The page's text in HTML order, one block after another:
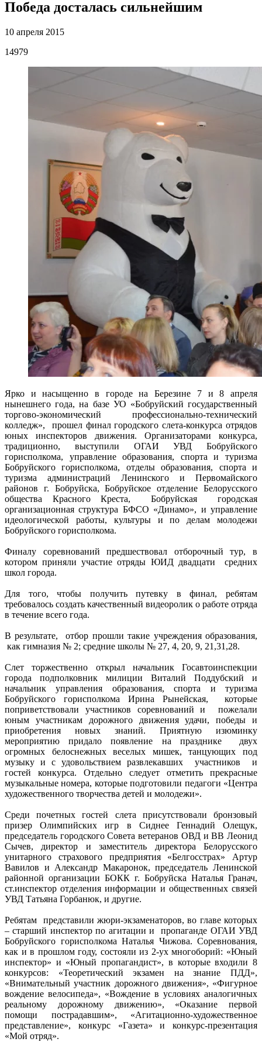
Победа досталась сильнейшим
10 апреля 2015
14979
Ярко и насыщенно в городе на Березине 7 и 8 апреля
нынешнего года, на базе УО «Бобруйский государственный
торгово-экономический профессионально-технический
колледж», прошел финал городского слета-конкурса отрядов
юных инспекторов движения. Организаторами конкурса,
традиционно, выступили ОГАИ УВД Бобруйского
горисполкома, управление образования, спорта и туризма
Бобруйского горисполкома, отделы образования, спорта и
туризма администраций Ленинского и Первомайского
районов г. Бобруйска, Бобруйское отделение Белорусского
общества Красного Креста, Бобруйская городская
организационная структура БФСО «Динамо», и управление
идеологической работы, культуры и по делам молодежи
Бобруйского горисполкома.
Финалу соревнований предшествовал отборочный тур, в
котором приняли участие отряды ЮИД двадцати средних
школ города.
Для того, чтобы получить путевку в финал, ребятам
требовалось создать качественный видеоролик о работе отряда
в течение всего года.
В результате, отбор прошли такие учреждения образования,
как гимназия № 2; средние школы № 27, 4, 20, 9, 21,31,28.
Слет торжественно открыл начальник Госавтоинспекции
города подполковник милиции Виталий Поддубский и
начальник управления образования, спорта и туризма
Бобруйского горисполкома Ирина Рынейская, которые
поприветствовали участников соревнований и пожелали
юным участникам дорожного движения удачи, победы и
приобретения новых знаний. Приятную изюминку
мероприятию придало появление на празднике двух
огромных белоснежных веселых мишек, танцующих под
музыку и с удовольствием развлекавших участников и
гостей конкурса. Отдельно следует отметить прекрасные
музыкальные номера, которые подготовили педагоги «Центра
художественного творчества детей и молодежи».
Среди почетных гостей слета присутствовали бронзовый
призер Олимпийских игр в Сиднее Геннадий Олещук,
председатель городского Совета ветеранов ОВД и ВВ Леонид
Сычев, директор и заместитель директора Белорусского
унитарного страхового предприятия «Белгосстрах» Артур
Вавилов и Александр Макаронок, председатель Ленинской
районной организации БОКК г. Бобруйска Наталья Гранач,
ст.инспектор отделения информации и общественных связей
УВД Татьяна Горбанюк, и другие.
Ребятам представили жюри-экзаменаторов, во главе которых
– старший инспектор по агитации и пропаганде ОГАИ УВД
Бобруйского горисполкома Наталья Чижова. Соревнования,
как и в прошлом году, состояли из 2-ух многоборий: «Юный
инспектор» и «Юный пропагандист», в которые входили 8
конкурсов: «Теоретический экзамен на знание ПДД»,
«Внимательный участник дорожного движения», «Фигурное
вождение велосипеда», «Вождение в условиях аналогичных
реальному дорожному движению», «Оказание первой
помощи пострадавшим», «Агитационно-художественное
представление», конкурс «Газета» и конкурс-презентация
«Мой отряд».